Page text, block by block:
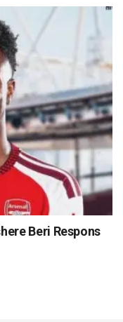
Beri Respons